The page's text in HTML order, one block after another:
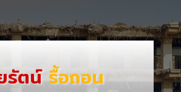
รัตน์รื้อถอน